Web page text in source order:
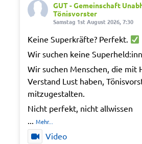
GUT - Gemeinschaft
Tönisvorster
Samstag 1st August 2026, 7:30
Keine Superkräfte? Perfekt.
Wir suchen keine
Wir suchen Menschen, die mit
Verstand Lust haben,
mitzugestalten.
Nicht perfekt, nicht allwissen
... Mehr...
Video